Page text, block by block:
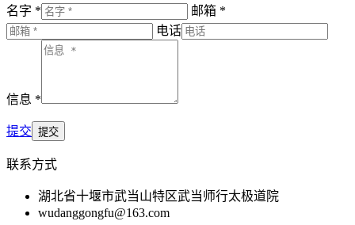
名字 *
邮箱 *
电话
信息 *
提交
联系方式
湖北省十堰市武当山特区武当师行太极道院
wudanggongfu@163.com